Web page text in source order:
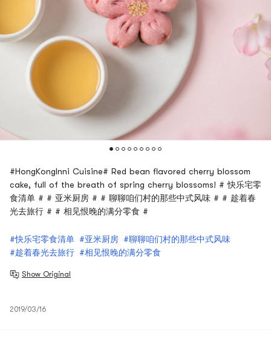
#HongKongInni Cuisine# Red bean flavored cherry blossom
cake, full of the breath of spring cherry blossoms! # 快乐宅零
食清单 # # 亚米厨房 # # 聊聊咱们村的那些中式风味 # # 趁着春
光去旅行 # # 相见恨晚的满分零食 #
#快乐宅零食清单 #亚米厨房 #聊聊咱们村的那些中式风味
#趁着春光去旅行 #相见恨晚的满分零食
Show Original
2019/03/16